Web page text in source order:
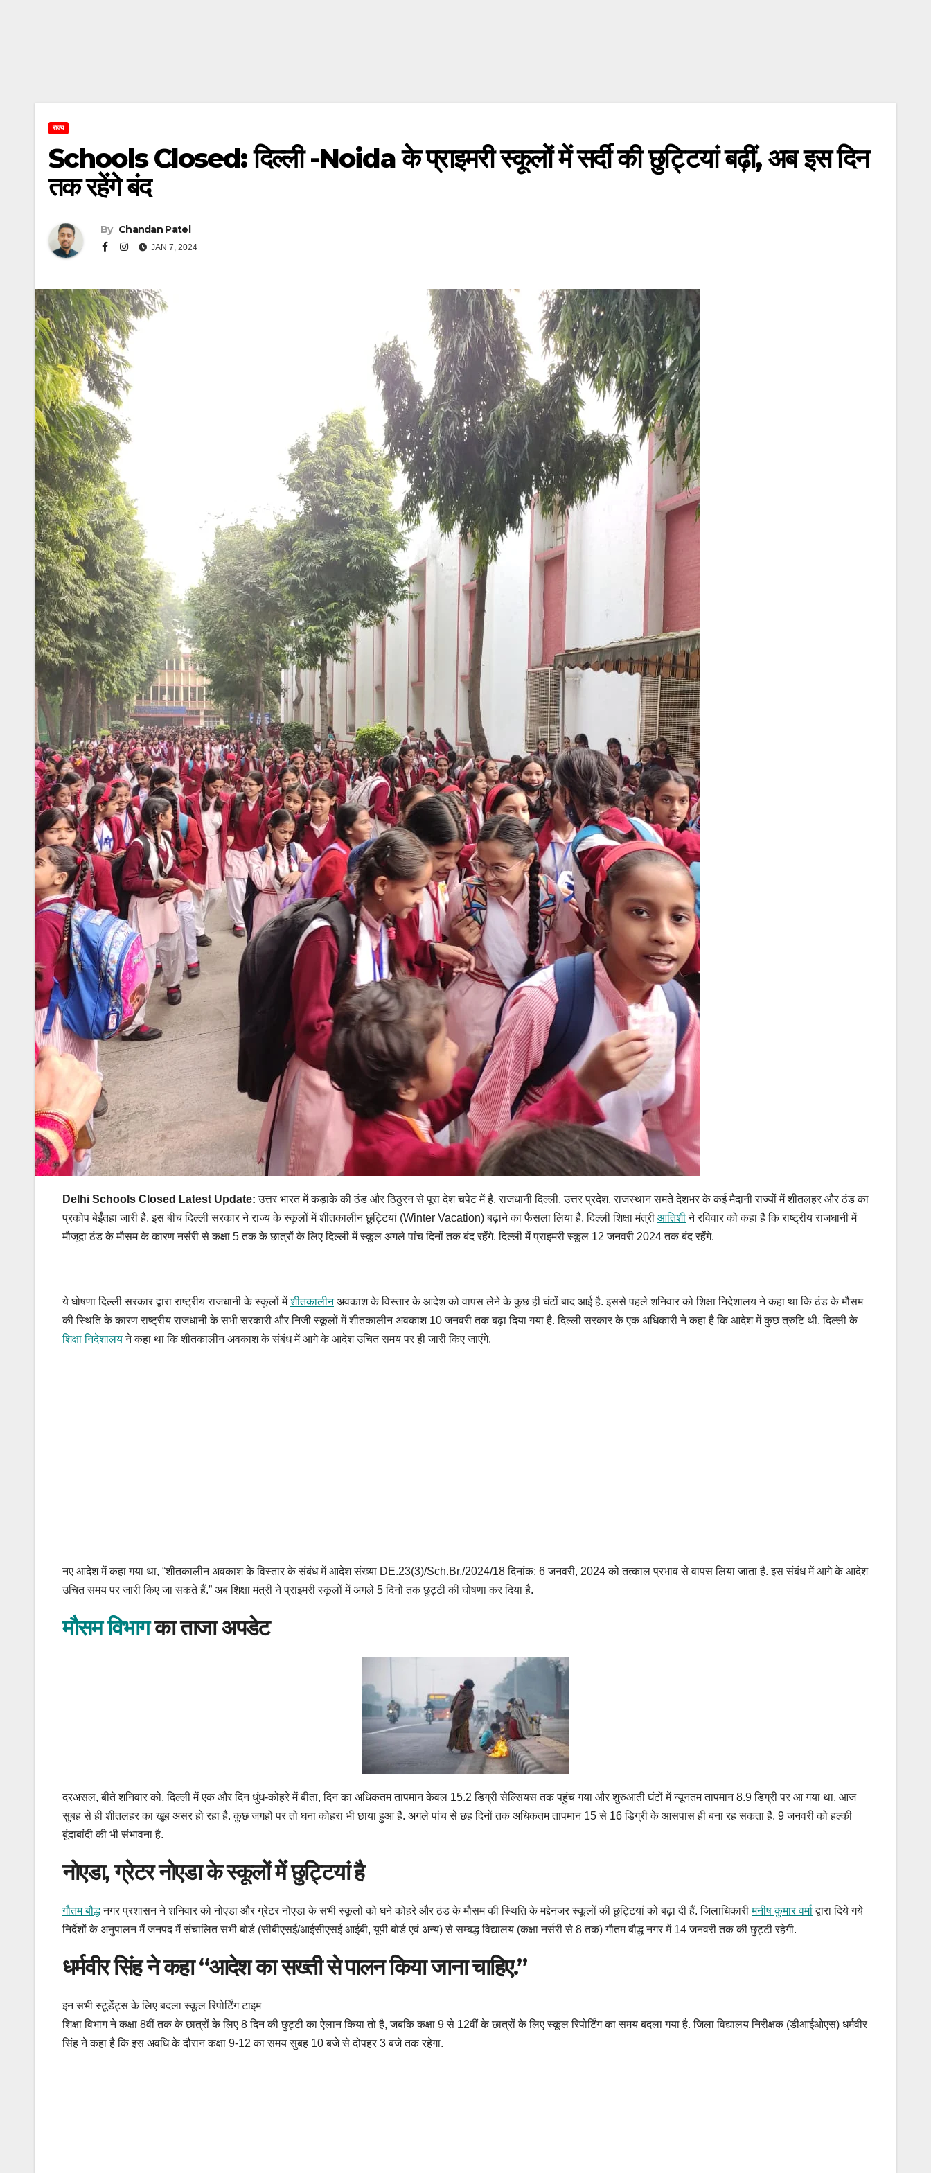
राज्य
Schools Closed: दिल्ली -Noida के प्राइमरी स्कूलों में सर्दी की छुट्टियां बढ़ीं, अब इस दिन
तक रहेंगे बंद
By Chandan Patel
JAN 7, 2024
Delhi Schools Closed Latest Update: उत्तर भारत में कड़ाके की ठंड और ठिठुरन से पूरा देश चपेट में है. राजधानी दिल्ली, उत्तर प्रदेश, राजस्थान समते देशभर के कई मैदानी राज्यों में शीतलहर और ठंड का
प्रकोप बेईंतहा जारी है. इस बीच दिल्ली सरकार ने राज्य के स्कूलों में शीतकालीन छुट्टियां (Winter Vacation) बढ़ाने का फैसला लिया है. दिल्ली शिक्षा मंत्री आतिशीने रविवार को कहा है कि राष्ट्रीय राजधानी में
मौजूदा ठंड के मौसम के कारण नर्सरी से कक्षा 5 तक के छात्रों के लिए दिल्ली में स्कूल अगले पांच दिनों तक बंद रहेंगे. दिल्ली में प्राइमरी स्कूल 12 जनवरी 2024 तक बंद रहेंगे.
ये घोषणा दिल्ली सरकार द्वारा राष्ट्रीय राजधानी के स्कूलों मेंशीतकालीनअवकाश के विस्तार के आदेश को वापस लेने के कुछ ही घंटों बाद आई है. इससे पहले शनिवार को शिक्षा निदेशालय ने कहा था कि ठंड के मौसम
की स्थिति के कारण राष्ट्रीय राजधानी के सभी सरकारी और निजी स्कूलों में शीतकालीन अवकाश 10 जनवरी तक बढ़ा दिया गया है. दिल्ली सरकार के एक अधिकारी ने कहा है कि आदेश में कुछ त्रुटि थी. दिल्ली के
शिक्षा निदेशालयने कहा था कि शीतकालीन अवकाश के संबंध में आगे के आदेश उचित समय पर ही जारी किए जाएंगे.
नए आदेश में कहा गया था, “शीतकालीन अवकाश के विस्तार के संबंध में आदेश संख्या DE.23(3)/Sch.Br./2024/18 दिनांक: 6 जनवरी, 2024 को तत्काल प्रभाव से वापस लिया जाता है. इस संबंध में आगे के आदेश
उचित समय पर जारी किए जा सकते हैं.” अब शिक्षा मंत्री ने प्राइमरी स्कूलों में अगले 5 दिनों तक छुट्टी की घोषणा कर दिया है.
मौसम विभागका ताजा अपडेट
दरअसल, बीते शनिवार को, दिल्ली में एक और दिन धुंध-कोहरे में बीता, दिन का अधिकतम तापमान केवल 15.2 डिग्री सेल्सियस तक पहुंच गया और शुरुआती घंटों में न्यूनतम तापमान 8.9 डिग्री पर आ गया था. आज
सुबह से ही शीतलहर का खूब असर हो रहा है. कुछ जगहों पर तो घना कोहरा भी छाया हुआ है. अगले पांच से छह दिनों तक अधिकतम तापमान 15 से 16 डिग्री के आसपास ही बना रह सकता है. 9 जनवरी को हल्की
बूंदाबांदी की भी संभावना है.
नोएडा, ग्रेटर नोएडा के स्कूलों में छुट्टियां है
गौतम बौद्धनगर प्रशासन ने शनिवार को नोएडा और ग्रेटर नोएडा के सभी स्कूलों को घने कोहरे और ठंड के मौसम की स्थिति के मद्देनजर स्कूलों की छुट्टियां को बढ़ा दी हैं. जिलाधिकारीमनीष कुमार वर्माद्वारा दिये गये
निर्देशों के अनुपालन में जनपद में संचालित सभी बोर्ड (सीबीएसई/आईसीएसई आईबी, यूपी बोर्ड एवं अन्य) से सम्बद्ध विद्यालय (कक्षा नर्सरी से 8 तक) गौतम बौद्ध नगर में 14 जनवरी तक की छुट्टी रहेगी.
धर्मवीर सिंह ने कहा “आदेश का सख्ती से पालन किया जाना चाहिए.”
इन सभी स्टूडेंट्स के लिए बदला स्कूल रिपोर्टिंग टाइम
शिक्षा विभाग ने कक्षा 8वीं तक के छात्रों के लिए 8 दिन की छुट्टी का ऐलान किया तो है, जबकि कक्षा 9 से 12वीं के छात्रों के लिए स्कूल रिपोर्टिंग का समय बदला गया है. जिला विद्यालय निरीक्षक (डीआईओएस) धर्मवीर
सिंह ने कहा है कि इस अवधि के दौरान कक्षा 9-12 का समय सुबह 10 बजे से दोपहर 3 बजे तक रहेगा.